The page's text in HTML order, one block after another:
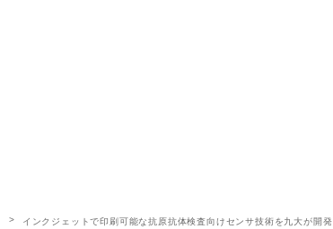
インクジェットで印刷可能な抗原抗体検査向けセンサ技術を九大が開発